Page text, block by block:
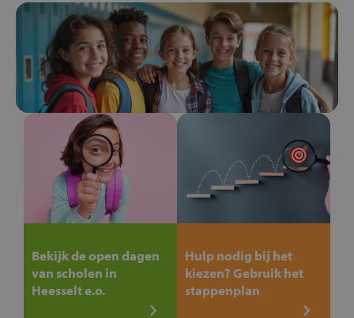
Bekijk de open dagen
van scholen in
Heesselt e.o.
Hulp nodig bij het
kiezen? Gebruik het
stappenplan